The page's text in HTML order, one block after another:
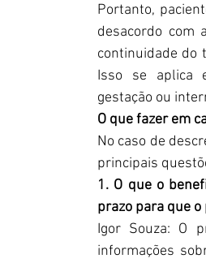
Portanto,
desacordo com
continuidade do
Isso se aplica
gestação ou
O que fazer em
No caso de
principais
1. O que o
prazo para que
Igor Souza: O
informações